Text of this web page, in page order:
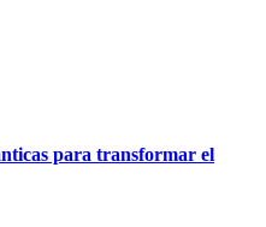
para transformar el